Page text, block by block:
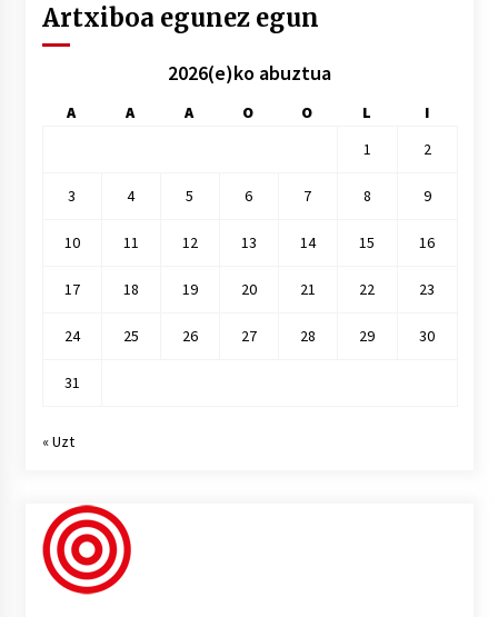
Artxiboa egunez egun
2026(e)ko abuztua
A A A O O L
I
1
2
3 4 5 6 7 8 9
10 11 12 13 14 15 16
17 18 19 20 21 22 23
24 25 26 27 28 29 30
31
« Uzt